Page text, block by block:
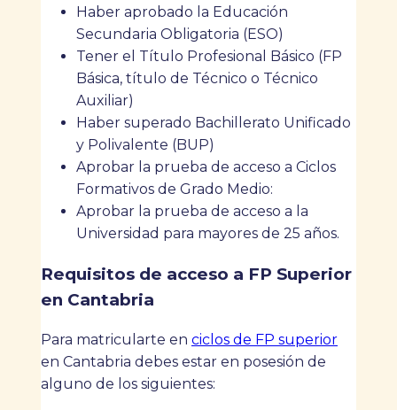
Haber aprobado la Educación
Secundaria Obligatoria (ESO)
Tener el Título Profesional Básico (FP
Básica, título de Técnico o Técnico
Auxiliar)
Haber superado Bachillerato Unificado
y Polivalente (BUP)
Aprobar la prueba de acceso a Ciclos
Formativos de Grado Medio:
Aprobar la prueba de acceso a la
Universidad para mayores de 25 años.
Requisitos de acceso a FP Superior
en Cantabria
Para matricularte en ciclos de FP superior
en Cantabria debes estar en posesión de
alguno de los siguientes: